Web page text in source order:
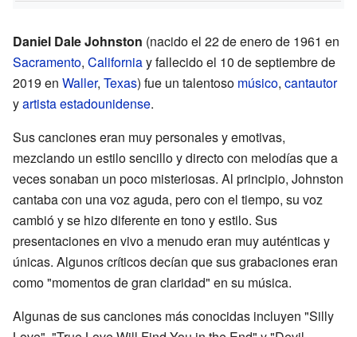
Daniel Dale Johnston (nacido el 22 de enero de 1961 en
Sacramento, Californiay fallecido el 10 de septiembre de
2019 en Waller, Texas) fue un talentoso músico, cantautor
yartistaestadounidense.
Sus canciones eran muy personales y emotivas,
mezclando un estilo sencillo y directo con melodías que a
veces sonaban un poco misteriosas. Al principio, Johnston
cantaba con una voz aguda, pero con el tiempo, su voz
cambió y se hizo diferente en tono y estilo. Sus
presentaciones en vivo a menudo eran muy auténticas y
únicas. Algunos críticos decían que sus grabaciones eran
como "momentos de gran claridad" en su música.
Algunas de sus canciones más conocidas incluyen "Silly